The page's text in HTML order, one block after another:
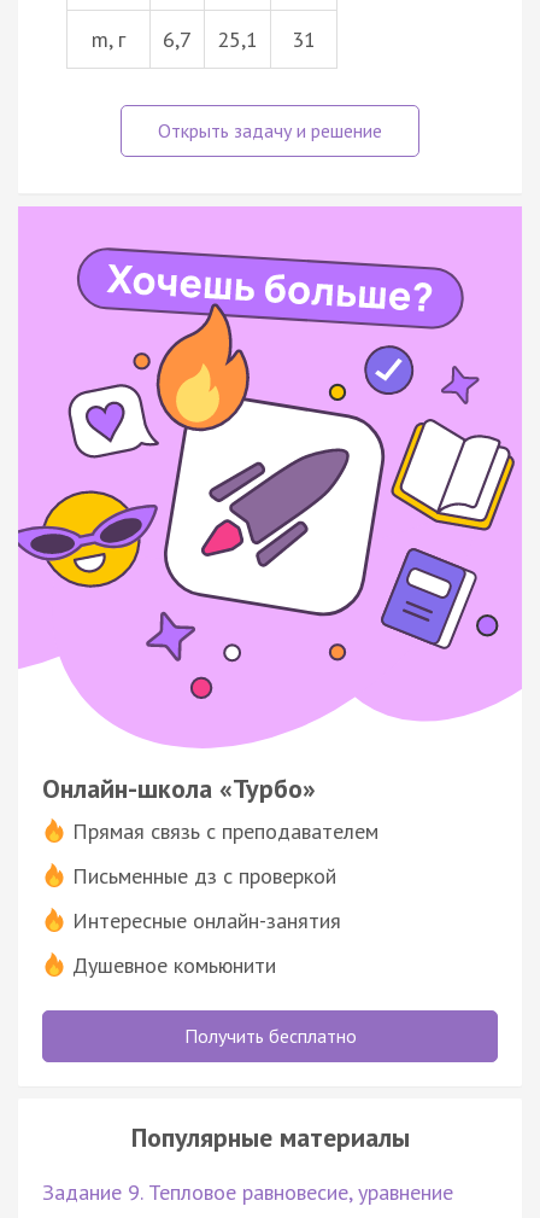
m, г 6,7 25,1 31
Онлайн-школа «Турбо»
Прямая связь с преподавателем
Письменные дз с проверкой
Интересные онлайн-занятия
Душевное комьюнити
Получить бесплатно
Популярные материалы
Задание 9. Тепловое равновесие, уравнение